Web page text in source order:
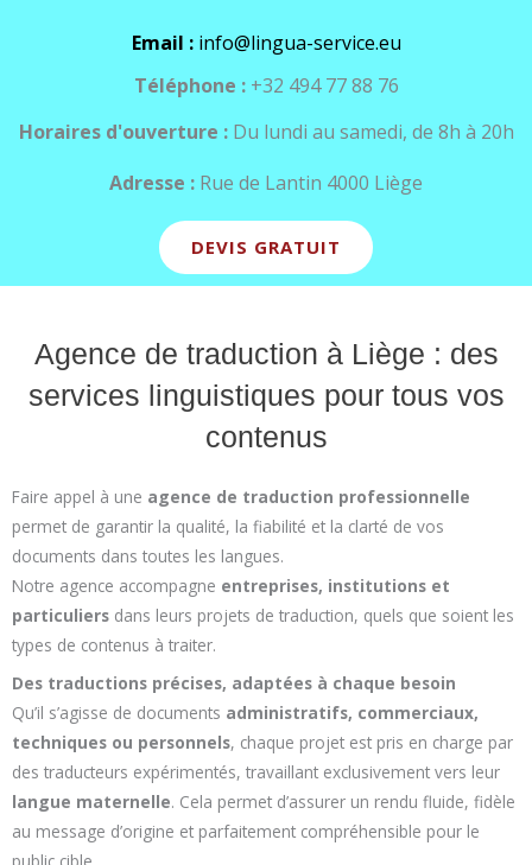
Email : info@lingua-service.eu
Téléphone :+32 494 77 88 76
Horaires d'ouverture : Du lundi au samedi, de 8h à 20h
Adresse : Rue de Lantin 4000 Liège
DEVIS GRATUIT
Agence de traduction à Liège : des
services linguistiques pour tous vos
contenus
Faire appel à une agence de traduction professionnelle
permet de garantir la qualité, la fiabilité et la clarté de vos
documents dans toutes les langues.
Notre agence accompagne entreprises, institutions et
particuliers dans leurs projets de traduction, quels que soient les
types de contenus à traiter.
Des traductions précises, adaptées à chaque besoin
Qu’il s’agisse de documents administratifs, commerciaux,
techniques ou personnels, chaque projet est pris en charge par
des traducteurs expérimentés, travaillant exclusivement vers leur
langue maternelle. Cela permet d’assurer un rendu fluide, fidèle
au message d’origine et parfaitement compréhensible pour le